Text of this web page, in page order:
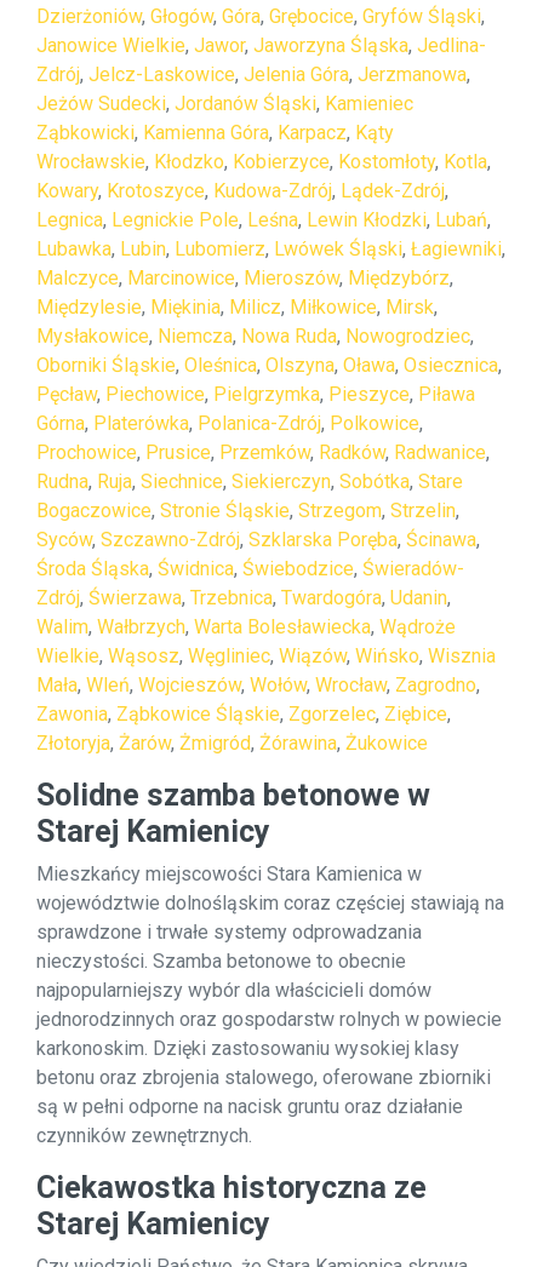
Dzierżoniów, Głogów, Góra, Grębocice, Gryfów Śląski,
Janowice Wielkie, Jawor, Jaworzyna Śląska, Jedlina-
Zdrój, Jelcz-Laskowice, Jelenia Góra, Jerzmanowa,
Jeżów Sudecki, Jordanów Śląski, Kamieniec
Ząbkowicki, Kamienna Góra, Karpacz, Kąty
Wrocławskie, Kłodzko, Kobierzyce, Kostomłoty, Kotla,
Kowary, Krotoszyce, Kudowa-Zdrój, Lądek-Zdrój,
Legnica, Legnickie Pole, Leśna, Lewin Kłodzki, Lubań,
Lubawka, Lubin, Lubomierz, Lwówek Śląski, Łagiewniki,
Malczyce, Marcinowice, Mieroszów, Międzybórz,
Międzylesie, Miękinia, Milicz, Miłkowice, Mirsk,
Mysłakowice, Niemcza, Nowa Ruda, Nowogrodziec,
Oborniki Śląskie, Oleśnica, Olszyna, Oława, Osiecznica,
Pęcław, Piechowice, Pielgrzymka, Pieszyce, Piława
Górna, Platerówka, Polanica-Zdrój, Polkowice,
Prochowice, Prusice, Przemków, Radków, Radwanice,
Rudna, Ruja, Siechnice, Siekierczyn, Sobótka, Stare
Bogaczowice, Stronie Śląskie, Strzegom, Strzelin,
Syców, Szczawno-Zdrój, Szklarska Poręba, Ścinawa,
Środa Śląska, Świdnica, Świebodzice, Świeradów-
Zdrój, Świerzawa, Trzebnica, Twardogóra, Udanin,
Walim, Wałbrzych, Warta Bolesławiecka, Wądroże
Wielkie, Wąsosz, Węgliniec, Wiązów, Wińsko, Wisznia
Mała, Wleń, Wojcieszów, Wołów, Wrocław, Zagrodno,
Zawonia, Ząbkowice Śląskie, Zgorzelec, Ziębice,
Złotoryja, Żarów, Żmigród, Żórawina, Żukowice
Solidne szamba betonowe w
Starej Kamienicy
Mieszkańcy miejscowości Stara Kamienica w
województwie dolnośląskim coraz częściej stawiają na
sprawdzone i trwałe systemy odprowadzania
nieczystości. Szamba betonowe to obecnie
najpopularniejszy wybór dla właścicieli domów
jednorodzinnych oraz gospodarstw rolnych w powiecie
karkonoskim. Dzięki zastosowaniu wysokiej klasy
betonu oraz zbrojenia stalowego, oferowane zbiorniki
są w pełni odporne na nacisk gruntu oraz działanie
czynników zewnętrznych.
Ciekawostka historyczna ze
Starej Kamienicy